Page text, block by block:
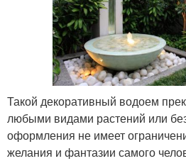
Такой декоративный водоем
любыми видами растений или
оформления не имеет
желания и фантазии самого